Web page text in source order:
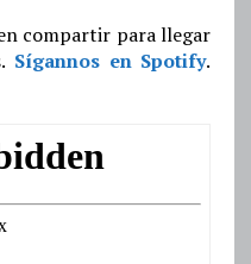
compartir para llegar
Sígannos en Spotify.